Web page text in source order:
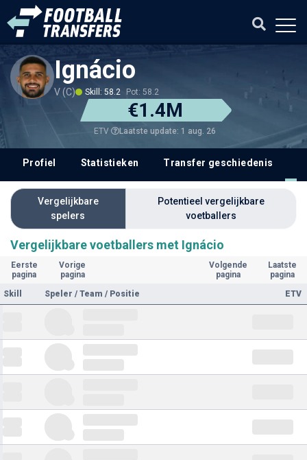
Ignácio
V (C) Skill: 58.2 Pot: 58.2
€1.4M
ETV Laatste update: 1 aug. 26
Profiel Statistieken Transfer geschiedenis
Vergelijkbare
spelers
Potentieel vergelijkbare
voetballers
Vergelijkbare voetballers met Ignácio
Eerste
pagina
Vorige
pagina
Volgende
pagina
Laatste
pagina
Skill
Speler / Team / Positie ETV